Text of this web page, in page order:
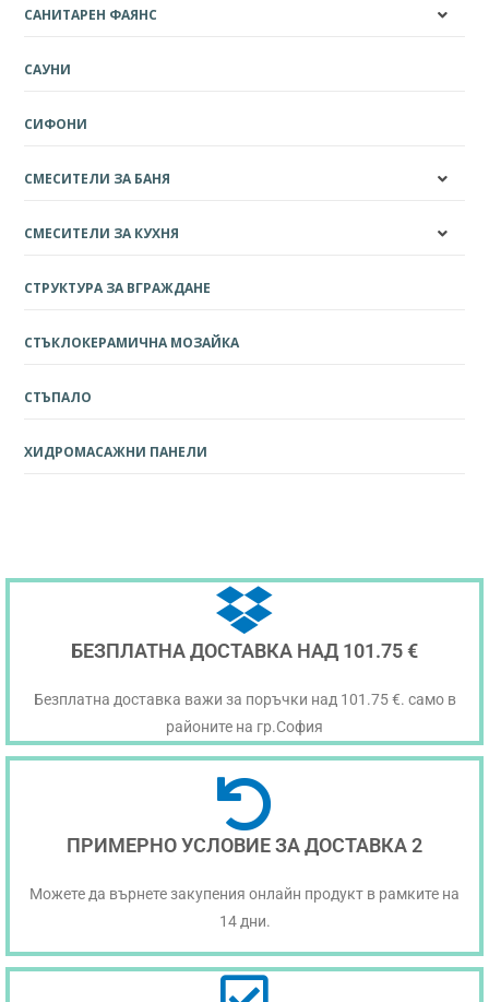
САНИТАРЕН ФАЯНС
САУНИ
СИФОНИ
СМЕСИТЕЛИ ЗА БАНЯ
СМЕСИТЕЛИ ЗА КУХНЯ
СТРУКТУРА ЗА ВГРАЖДАНЕ
СТЪКЛОКЕРАМИЧНА МОЗАЙКА
СТЪПАЛО
ХИДРОМАСАЖНИ ПАНЕЛИ
БЕЗПЛАТНА ДОСТАВКА НАД 101.75 €
Безплатна доставка важи за поръчки над 101.75 €. само в
районите на гр.София
ПРИМЕРНО УСЛОВИЕ ЗА ДОСТАВКА 2
Можете да върнете закупения онлайн продукт в рамките на
14 дни.